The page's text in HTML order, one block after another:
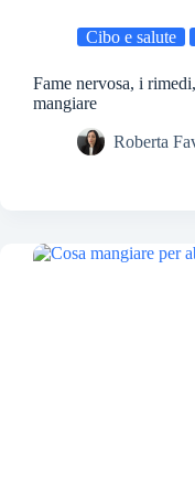
Cibo e salute
Fame nervosa, i
mangiare
Roberta